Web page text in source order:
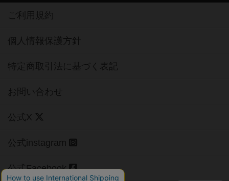
ご利用規約
個人情報保護方針
特定商取引法に基づく表記
お問い合わせ
公式X
公式instagram
公式Facebook